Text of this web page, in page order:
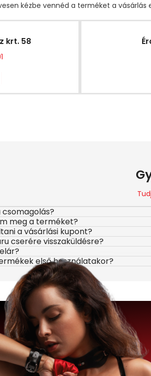
kézbe vennéd a terméket a
krt. 58
meg a terméket?
a vásárlási kupont?
cserére visszaküldésre?
első használatakor?